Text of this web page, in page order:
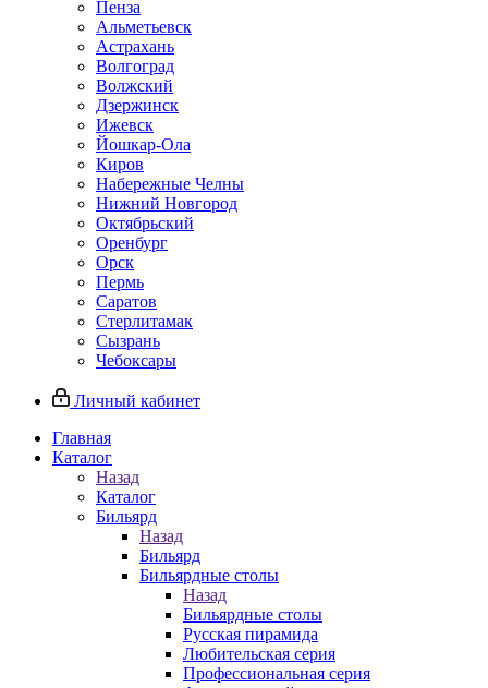
Пенза
Альметьевск
Астрахань
Волгоград
Волжский
Дзержинск
Ижевск
Йошкар-Ола
Киров
Набережные Челны
Нижний Новгород
Октябрьский
Оренбург
Орск
Пермь
Саратов
Стерлитамак
Сызрань
Чебоксары
Личный кабинет
Главная
Каталог
Назад
Каталог
Бильярд
Назад
Бильярд
Бильярдные столы
Назад
Бильярдные столы
Русская пирамида
Любительская серия
Профессиональная серия